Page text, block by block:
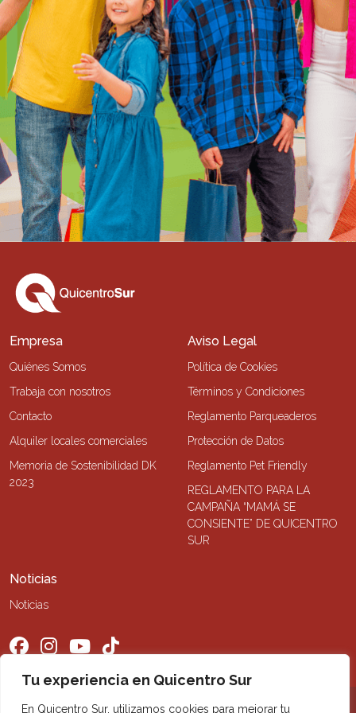
Tu experiencia en Quicentro Sur
En Quicentro Sur, utilizamos cookies para mejorar tu
Empresa
Quiénes Somos
Trabaja con nosotros
Contacto
Alquiler locales comerciales
Memoria de Sostenibilidad DK
2023
Aviso Legal
Política de Cookies
Términos y Condiciones
Reglamento Parqueaderos
Protección de Datos
Reglamento Pet Friendly
REGLAMENTO PARA LA
CAMPAÑA “MAMÁ SE
CONSIENTE” DE QUICENTRO
SUR
Noticias
Noticias